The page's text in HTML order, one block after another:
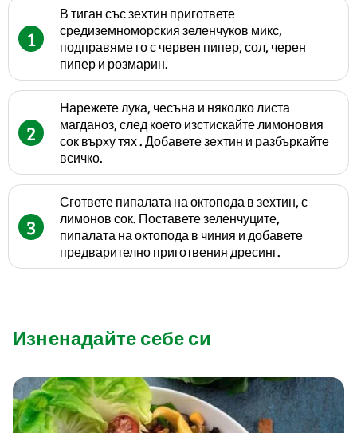
1
В тиган със зехтин пригответе
средиземноморския зеленчуков микс,
подправяме го с червен пипер, сол, черен
пипер и розмарин.
2
Нарежете лука, чесъна и няколко листа
магданоз, след което изстискайте лимоновия
сок върху тях . Добавете зехтин и разбъркайте
всичко.
3
Сгответе пипалата на октопода в зехтин, с
лимонов сок. Поставете зеленчуците,
пипалата на октопода в чиния и добавете
предварително приготвения дресинг.
Изненадайте себе си